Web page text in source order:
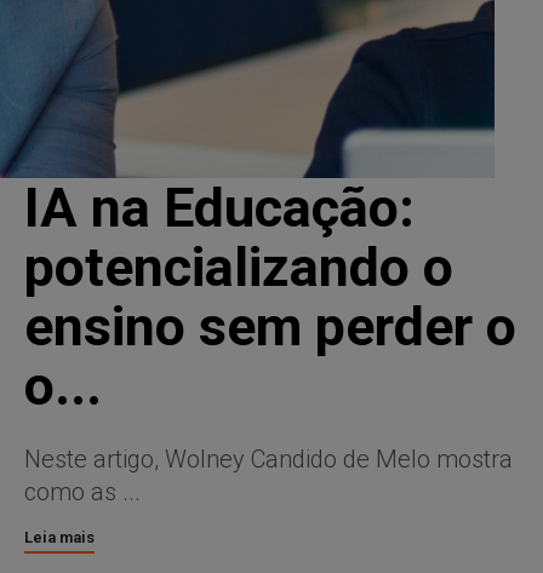
IA na Educação:
potencializando o
ensino sem perder o
o...
Neste artigo, Wolney Candido de Melo mostra
como as ...
Leia mais